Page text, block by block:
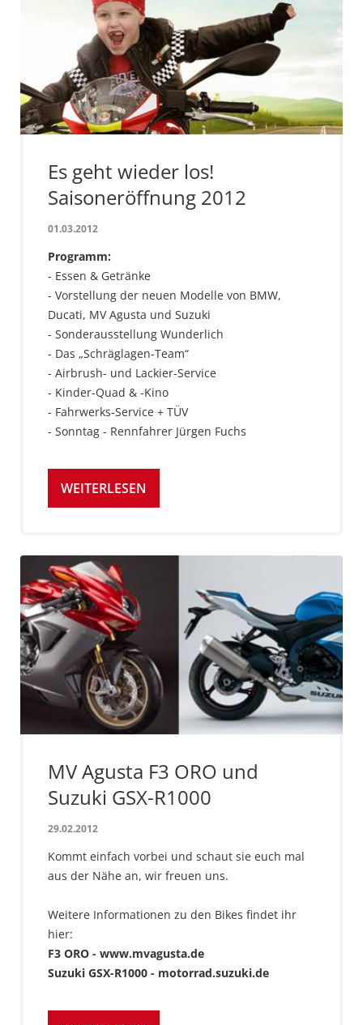
Es geht wieder los!
Saisoneröffnung 2012
01.03.2012
Programm:
- Essen & Getränke
- Vorstellung der neuen Modelle von BMW,
Ducati, MV Agusta und Suzuki
- Sonderausstellung Wunderlich
- Das „Schräglagen-Team“
- Airbrush- und Lackier-Service
- Kinder-Quad & -Kino
- Fahrwerks-Service + TÜV
- Sonntag - Rennfahrer Jürgen Fuchs
WEITERLESEN
MV Agusta F3 ORO und
Suzuki GSX-R1000
29.02.2012
Kommt einfach vorbei und schaut sie euch mal
aus der Nähe an, wir freuen uns.
Weitere Informationen zu den Bikes findet ihr
hier:
F3 ORO - www.mvagusta.de
Suzuki GSX-R1000 - motorrad.suzuki.de